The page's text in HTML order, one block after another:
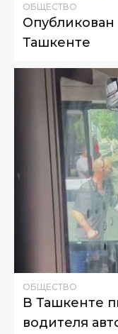
ОБЩЕСТВО
Ташкенте
ОБЩЕСТВО
В Ташкенте
водителя